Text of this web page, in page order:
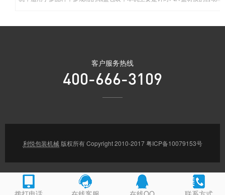
客户服务热线
400-666-3109
利悦包装机械 版权所有 Copyright 2010-2017粤ICP备10079153号